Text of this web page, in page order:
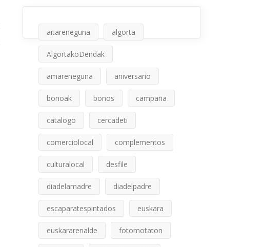
aitareneguna algorta
AlgortakoDendak
amareneguna aniversario
bonoak bonos campaña
catalogo cercadeti
comerciolocal complementos
culturalocal desfile
diadelamadre diadelpadre
escaparatespintados euskara
euskararenalde fotomotaton